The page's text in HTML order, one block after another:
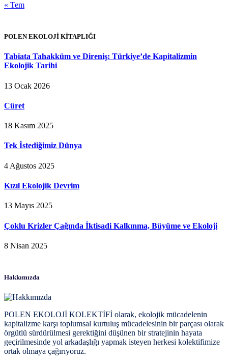
« Tem
POLEN EKOLOJİ KİTAPLIĞI
Tabiata Tahakküm ve Direniş: Türkiye’de Kapitalizmin
Ekolojik Tarihi
13 Ocak 2026
Cüret
18 Kasım 2025
Tek İstediğimiz Dünya
4 Ağustos 2025
Kızıl Ekolojik Devrim
13 Mayıs 2025
Çoklu Krizler Çağında İktisadi Kalkınma, Büyüme ve Ekoloji
8 Nisan 2025
Hakkımızda
POLEN EKOLOJİ KOLEKTİFİ olarak, ekolojik mücadelenin
kapitalizme karşı toplumsal kurtuluş mücadelesinin bir parçası olarak
örgütlü sürdürülmesi gerektiğini düşünen bir stratejinin hayata
geçirilmesinde yol arkadaşlığı yapmak isteyen herkesi kolektifimize
ortak olmaya çağırıyoruz.